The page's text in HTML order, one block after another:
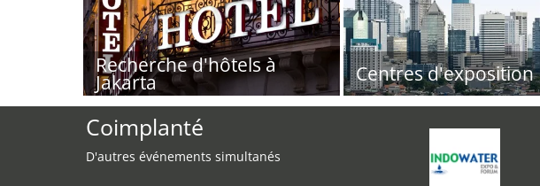
Recherche d'hôtels à
Jakarta Centres d'exposition
Coimplanté
D'autres événements simultanés